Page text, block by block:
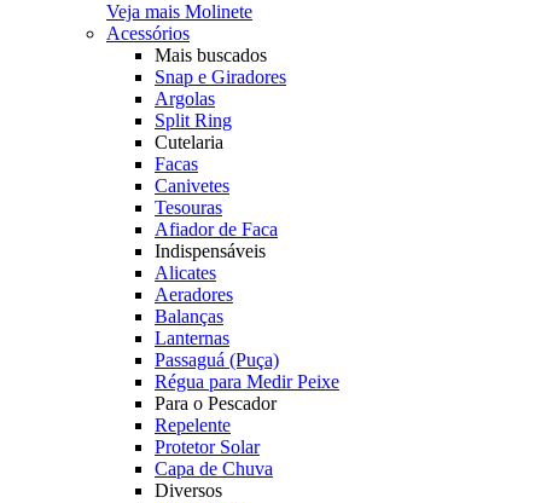
Veja mais Molinete
Acessórios
Mais buscados
Snap e Giradores
Argolas
Split Ring
Cutelaria
Facas
Canivetes
Tesouras
Afiador de Faca
Indispensáveis
Alicates
Aeradores
Balanças
Lanternas
Passaguá (Puça)
Régua para Medir Peixe
Para o Pescador
Repelente
Protetor Solar
Capa de Chuva
Diversos